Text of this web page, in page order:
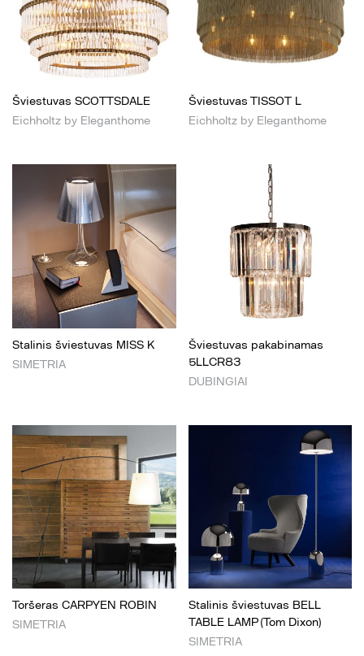
Šviestuvas SCOTTSDALE
Eichholtz by Eleganthome
Šviestuvas TISSOT L
Eichholtz by Eleganthome
Stalinis šviestuvas MISS K
SIMETRIA
Šviestuvas pakabinamas
5LLCR83
DUBINGIAI
Toršeras CARPYEN ROBIN
SIMETRIA
Stalinis šviestuvas BELL
TABLE LAMP (Tom Dixon)
SIMETRIA